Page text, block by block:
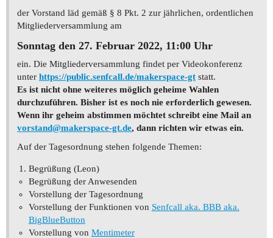
der Vorstand läd gemäß § 8 Pkt. 2 zur jährlichen, ordentlichen
Mitgliederversammlung am
Sonntag den 27. Februar 2022, 11:00 Uhr
ein. Die Mitgliederversammlung findet per Videokonferenz
unter https://public.senfcall.de/makerspace-gt statt.
Es ist nicht ohne weiteres möglich geheime Wahlen
durchzuführen. Bisher ist es noch nie erforderlich gewesen.
Wenn ihr geheim abstimmen möchtet schreibt eine Mail an
vorstand@makerspace-gt.de, dann richten wir etwas ein.
Auf der Tagesordnung stehen folgende Themen:
Begrüßung (Leon)
Begrüßung der Anwesenden
Vorstellung der Tagesordnung
Vorstellung der Funktionen von Senfcall aka. BBB aka.
BigBlueButton
Vorstellung von Mentimeter